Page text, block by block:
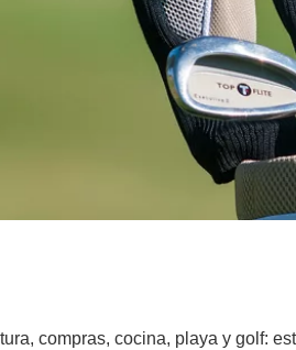
compras, cocina, playa y golf: